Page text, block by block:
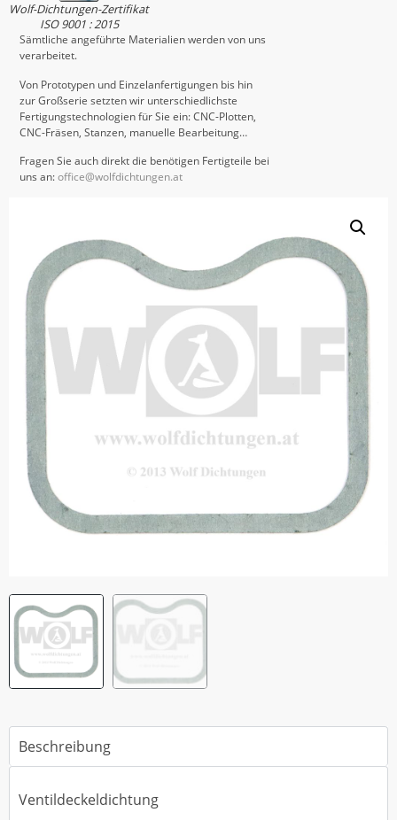
Wolf-Dichtungen-Zertifikat
ISO 9001 : 2015
Sämtliche angeführte Materialien werden von uns
verarbeitet.
Von Prototypen und Einzelanfertigungen bis hin
zur Großserie setzten wir unterschiedlichste
Fertigungstechnologien für Sie ein: CNC-Plotten,
CNC-Fräsen, Stanzen, manuelle Bearbeitung…
Fragen Sie auch direkt die benötigen Fertigteile bei
uns an:office@wolfdichtungen.at
Beschreibung
Ventildeckeldichtung